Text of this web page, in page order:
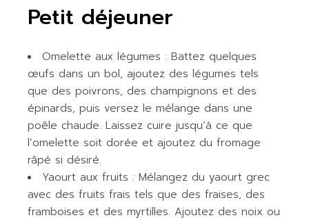
Petit déjeuner
Omelette aux légumes : Battez quelques
œufs dans un bol, ajoutez des légumes tels
que des poivrons, des champignons et des
épinards, puis versez le mélange dans une
poêle chaude. Laissez cuire jusqu’à ce que
l’omelette soit dorée et ajoutez du fromage
râpé si désiré.
Yaourt aux fruits : Mélangez du yaourt grec
avec des fruits frais tels que des fraises, des
framboises et des myrtilles. Ajoutez des noix ou